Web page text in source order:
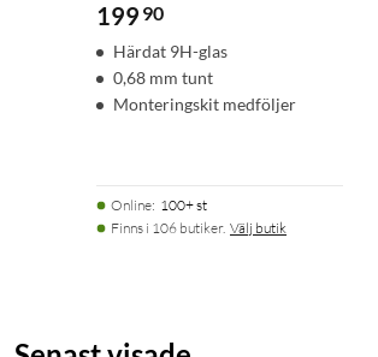
199 90
Härdat 9H-glas
0,68 mm tunt
Monteringskit medföljer
Online: 100+ st
Finns i 106 butiker. Välj butik